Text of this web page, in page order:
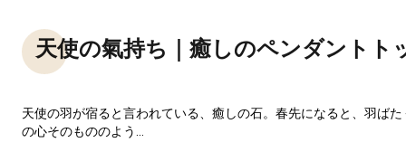
天使の氣持ち｜癒しのペンダントト
天使の羽が宿ると言われている、癒しの石。春先になると、羽ば
の心そのもののよう...